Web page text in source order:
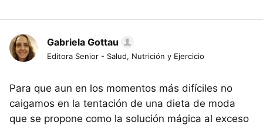
Gabriela Gottau
Editora Senior - Salud, Nutrición y Ejercicio
Para que aun en los momentos más difíciles no
caigamos en la tentación de una dieta de moda
que se propone como la solución mágica al exceso